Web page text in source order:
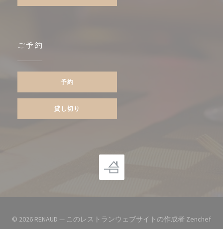
ご予約
予約
貸し切り
© 2026 RENAUD — このレストランウェブサイトの作成者 Zenchef((